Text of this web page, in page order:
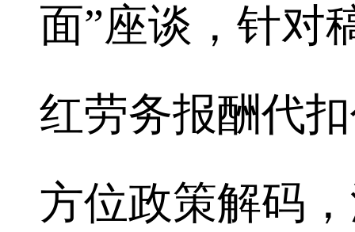
面”座谈，针对
红劳务报酬代
方位政策解码